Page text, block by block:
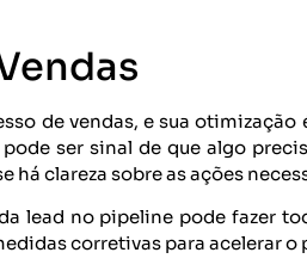
de vendas, e sua
ser sinal de que algo
clareza sobre as ações
lead no pipeline pode fazer
corretivas para acelerar o